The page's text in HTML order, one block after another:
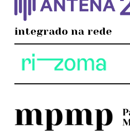
integrado na rede